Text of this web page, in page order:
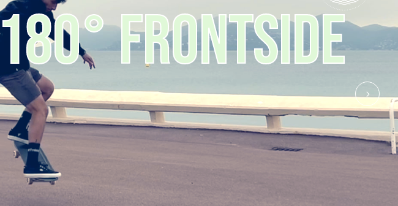
80°FRONTSIDE